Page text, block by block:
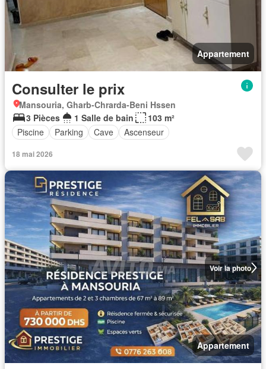
Appartement
Consulter le prix
Mansouria, Gharb-Chrarda-Beni Hssen
3 Pièces
1 Salle de bain
103 m²
Piscine
Parking Cave Ascenseur
18 mai 2026
Voir la photo
Appartement